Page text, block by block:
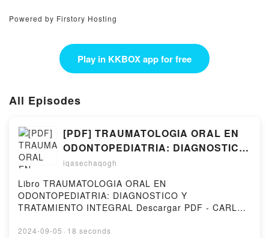
Powered by Firstory Hosting
Play in KKBOX app for free
All Episodes
[PDF] TRAUMATOLOGIA ORAL EN
ODONTOPEDIATRIA: DIAGNOSTICO
Y TRATAMIENTO INTEGRAL
iqasechaqogh
Libro TRAUMATOLOGIA ORAL EN
ODONTOPEDIATRIA: DIAGNOSTICO Y
TRATAMIENTO INTEGRAL Descargar PDF - CARLOS
MENDOZADescargar eBook gratis ➡
2024-09-05 · 18 seconds